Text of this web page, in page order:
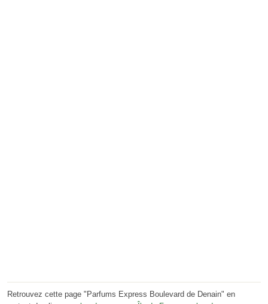
Retrouvez cette page "Parfums Express Boulevard de Denain" en